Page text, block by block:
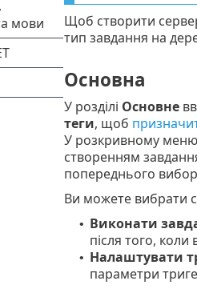
Щоб створити
тип завдання на
Основна
У розділі Основне
теги, щоб
У розкривному меню
створенням
попереднього
Ви можете вибрати
• Виконати
після того, коли
• Налаштувати
параметри